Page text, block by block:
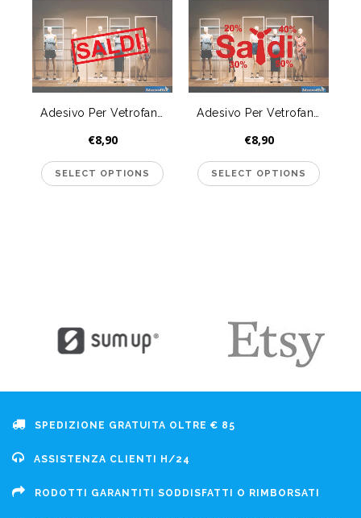
€8,90 €8,90
SPEDIZIONE GRATUITA OLTRE € 85
ASSISTENZA CLIENTI H/24
RODOTTI GARANTITI SODDISFATTI O RIMBORSATI